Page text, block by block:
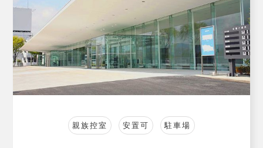
親族控室 安置可 駐車場